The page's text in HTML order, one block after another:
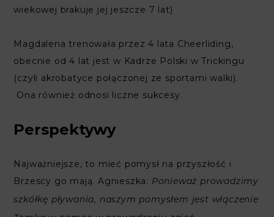
wiekowej brakuje jej jeszcze 7 lat)
Magdalena trenowała przez 4 lata Cheerliding,
obecnie od 4 lat jest w Kadrze Polski w Trickingu
(czyli akrobatyce połączonej ze sportami walki).
Ona również odnosi liczne sukcesy.
Perspektywy
Najważniejsze, to mieć pomysł na przyszłość i
Brzescy go mają. Agnieszka: Ponieważ prowadzimy
szkółkę pływania, naszym pomysłem jest włączenie